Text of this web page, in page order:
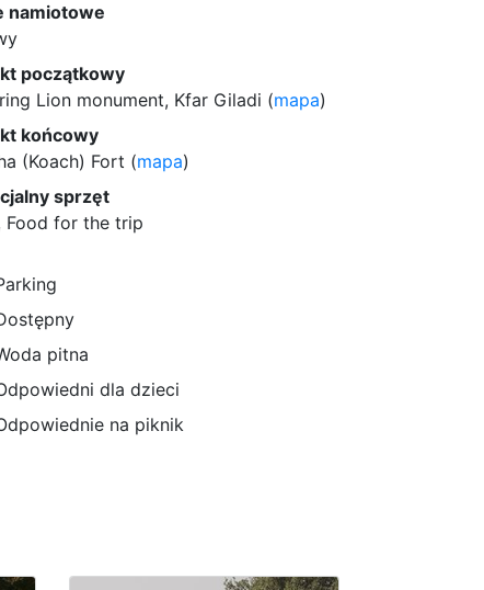
namiotowe
początkowy
Lion monument, Kfar Giladi (mapa)
końcowy
(Koach) Fort (mapa)
sprzęt
Food for the trip
pitna
dla dzieci
na piknik